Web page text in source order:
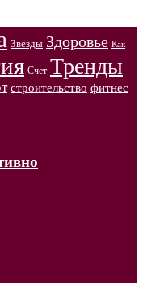
Звёзды Здоровье Как
Счет Тренды
строительство фитнес